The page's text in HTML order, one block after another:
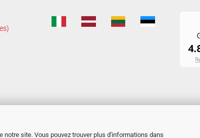
site. Vous pouvez trouver plus d'informations dans